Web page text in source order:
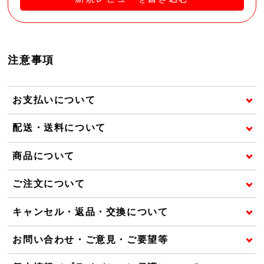
注意事項
お支払いについて
配送・送料について
商品について
ご注文について
キャンセル・返品・交換について
お問い合わせ・ご意見・ご要望等